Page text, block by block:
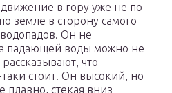
в гору уже не по
земле в сторону самого
Он не
падающей воды можно не
что
стоит. Он высокий, но
плавно, стекая вниз